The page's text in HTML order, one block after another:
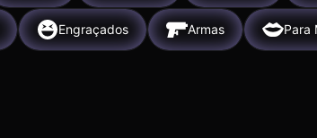
Engraçados Armas Para